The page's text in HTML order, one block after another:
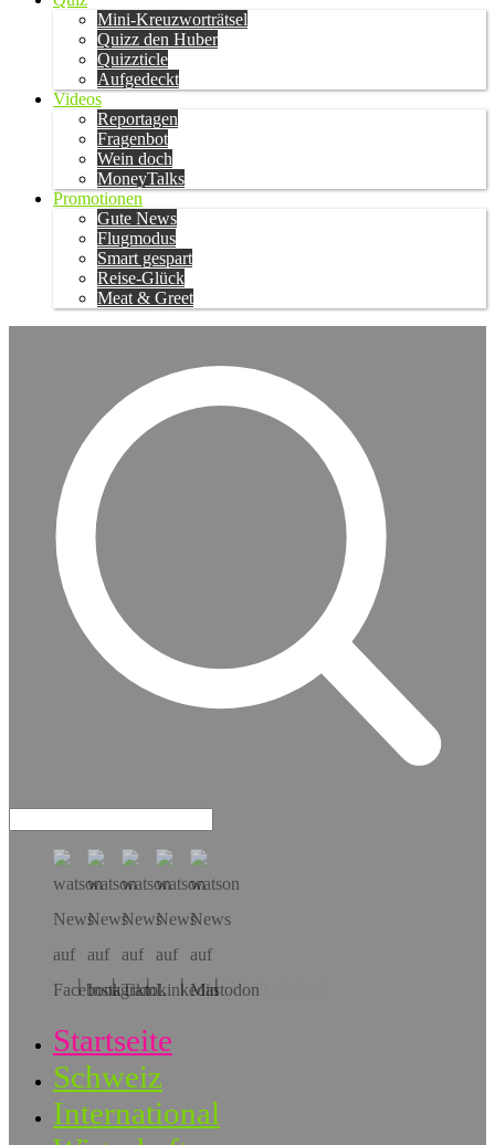
Mini-Kreuzworträtsel
Quizz den Huber
Quizzticle
Aufgedeckt
Videos
Reportagen
Fragenbot
Wein doch
MoneyTalks
Promotionen
Gute News
Flugmodus
Smart gespart
Reise-Glück
Meat & Greet
Hol dir die App!
Startseite
Schweiz
International